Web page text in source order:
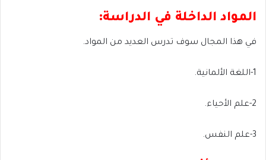
المواد الداخلة في الدراسة:
في هذا المجال سوف تدرس العديد من المواد.
1-اللغة الألمانية.
2-علم الأحياء.
3-علم النفس.